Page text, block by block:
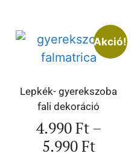
Akció!
Lepkék- gyerekszoba
fali dekoráció
4.990Ft–
5.990Ft